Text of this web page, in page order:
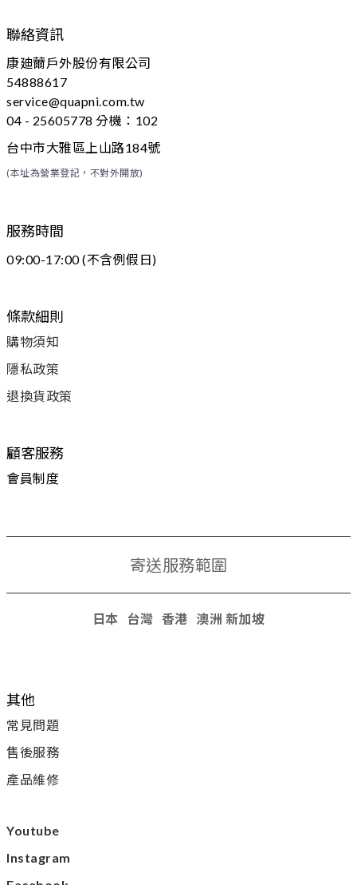
聯絡資訊
康廸薾戶外股份有限公司
54888617
service@quapni.com.tw
04 - 25605778 分機：102
台中市大雅區上山路184號
(本址為營業登記，不對外開放)
服務時間
09:00-17:00 (不含例假日)
條款細則
購物須知
隱私政策
退換貨政策
顧客服務
會員制度
寄送服務範圍
日本 台灣 香港 澳洲 新加坡
其他
常見問題
售後服務
產品維修
Youtube
Instagram